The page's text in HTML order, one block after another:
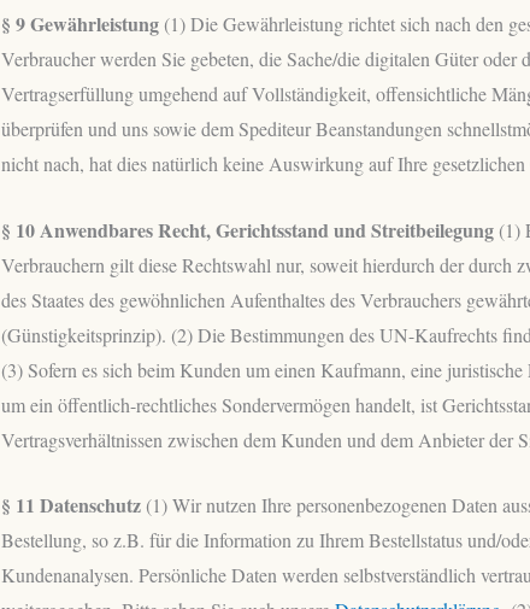
§ 9 Gewährleistung (1) Die Gewährleistung richtet sich nach den
Verbraucher werden Sie gebeten, die Sache/die digitalen Güter oder
Vertragserfüllung umgehend auf Vollständigkeit, offensichtliche
überprüfen und uns sowie dem Spediteur Beanstandungen
nicht nach, hat dies natürlich keine Auswirkung auf Ihre
§ 10 Anwendbares Recht, Gerichtsstand und Streitbeilegung (1)
Verbrauchern gilt diese Rechtswahl nur, soweit hierdurch der durch
des Staates des gewöhnlichen Aufenthaltes des Verbrauchers
(Günstigkeitsprinzip). (2) Die Bestimmungen des UN-Kaufrechts
(3) Sofern es sich beim Kunden um einen Kaufmann, eine
um ein öffentlich-rechtliches Sondervermögen handelt, ist
Vertragsverhältnissen zwischen dem Kunden und dem Anbieter der
§ 11 Datenschutz (1) Wir nutzen Ihre personenbezogenen Daten
Bestellung, so z.B. für die Information zu Ihrem Bestellstatus und/
Kundenanalysen. Persönliche Daten werden selbstverständlich